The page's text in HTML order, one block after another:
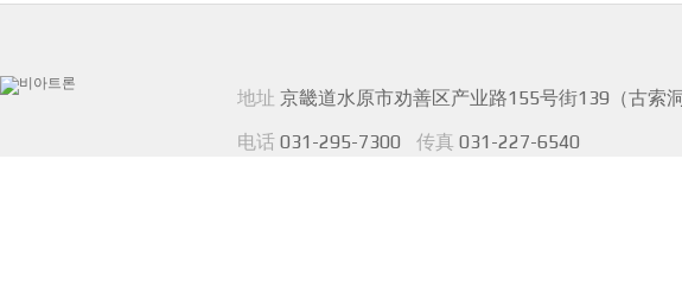
地址 京畿道水原市劝善区产业路155号街139（古索洞
电话 031-295-7300 传真 031-227-6540